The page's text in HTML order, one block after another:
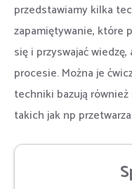
przedstawiamy kilka
zapamiętywanie, które
się i przyswajać
procesie. Można je
techniki bazują
takich jak np